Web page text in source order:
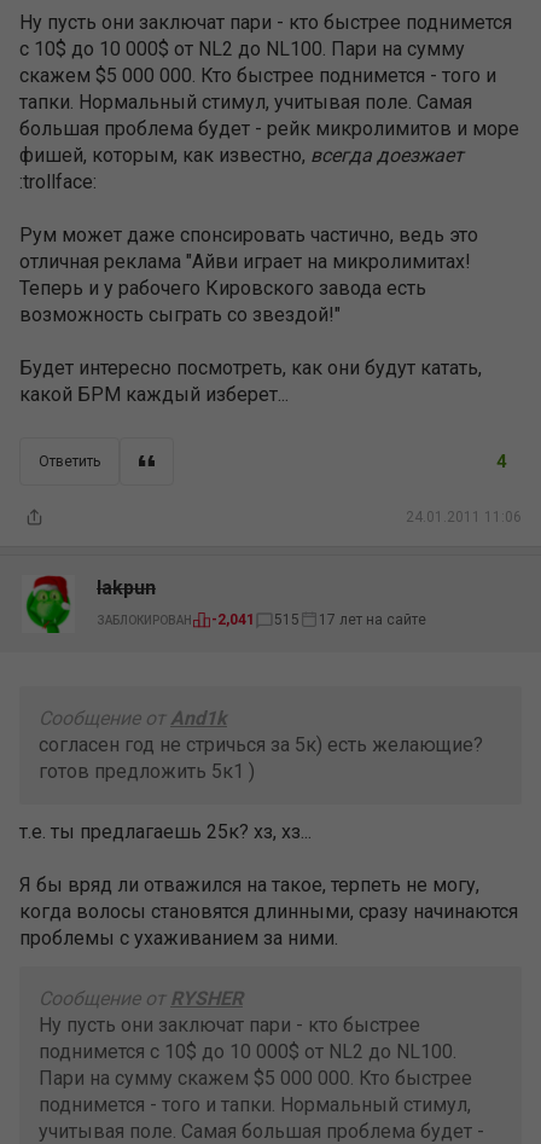
Ну пусть они заключат пари - кто быстрее поднимется
с 10$ до 10 000$ от NL2 до NL100. Пари на сумму
скажем $5 000 000. Кто быстрее поднимется - того и
тапки. Нормальный стимул, учитывая поле. Самая
большая проблема будет - рейк микролимитов и море
фишей, которым, как известно, всегда доезжает
:trollface:
Рум может даже спонсировать частично, ведь это
отличная реклама "Айви играет на микролимитах!
Теперь и у рабочего Кировского завода есть
возможность сыграть со звездой!"
Будет интересно посмотреть, как они будут катать,
какой БРМ каждый изберет...
Ответить
24.01.2011 11:06
4
lakpun
ЗАБЛОКИРОВАН -2,041 515 17 лет на сайте
Сообщение от And1k
согласен год не стричься за 5к) есть желающие?
готов предложить 5к1 )
т.е. ты предлагаешь 25к? хз, хз...
Я бы вряд ли отважился на такое, терпеть не могу,
когда волосы становятся длинными, сразу начинаются
проблемы с ухаживанием за ними.
Сообщение от RYSHER
Ну пусть они заключат пари - кто быстрее
поднимется с 10$ до 10 000$ от NL2 до NL100.
Пари на сумму скажем $5 000 000. Кто быстрее
поднимется - того и тапки. Нормальный стимул,
учитывая поле. Самая большая проблема будет -